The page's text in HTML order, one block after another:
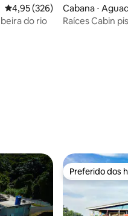
4,95 de uma avaliação média
4,95 (326)
do rio
Cabana ⋅
Raíces Cabin piscina🪵 privativa/1min a pé
Preferido dos
Preferido dos